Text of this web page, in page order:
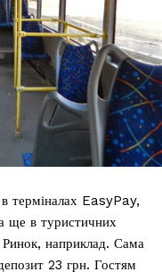
терміналах EasyPay,
ще в туристичних
наприклад. Сама
23 грн. Гостям